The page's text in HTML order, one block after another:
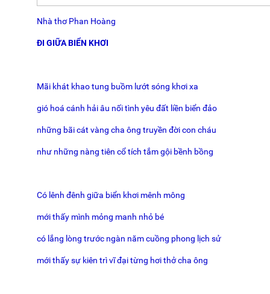
Nhà thơ Phan Hoàng
ĐI GIỮA BIỂN KHƠI
Mãi khát khao tung buồm lướt sóng khơi xa
gió hoá cánh hải âu nối tình yêu đất liền biển đảo
những bãi cát vàng cha ông truyền đời con cháu
như những nàng tiên cổ tích tắm gội bềnh bồng
Có lênh đênh giữa biển khơi mênh mông
mới thấy mình mỏng manh nhỏ bé
có lắng lòng trước ngàn năm cuồng phong lịch sử
mới thấy sự kiên trì vĩ đại từng hơi thở cha ông